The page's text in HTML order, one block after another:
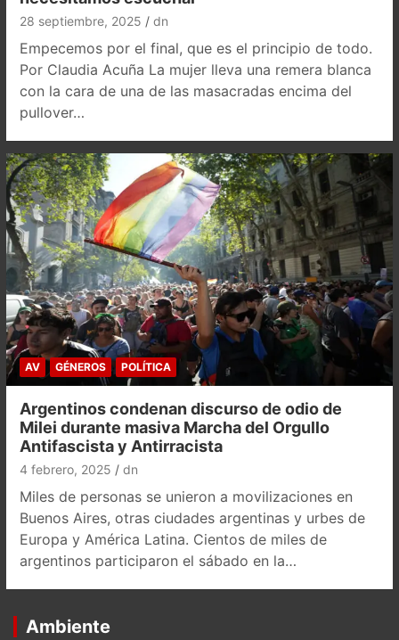
28 septiembre, 2025 dn
Empecemos por el final, que es el principio de todo.
Por Claudia Acuña La mujer lleva una remera blanca
con la cara de una de las masacradas encima del
pullover…
AV GÉNEROS POLÍTICA
Argentinos condenan discurso de odio de
Milei durante masiva Marcha del Orgullo
Antifascista y Antirracista
4 febrero, 2025 dn
Miles de personas se unieron a movilizaciones en
Buenos Aires, otras ciudades argentinas y urbes de
Europa y América Latina. Cientos de miles de
argentinos participaron el sábado en la…
Ambiente